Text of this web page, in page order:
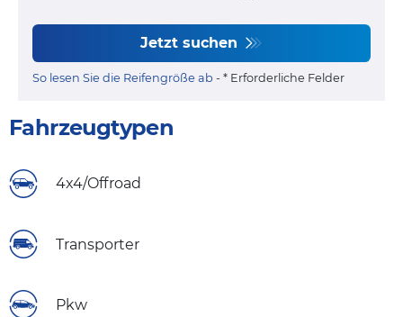
Jetzt suchen
So lesen Sie die Reifengröße ab - * Erforderliche Felder
Fahrzeugtypen
4x4/Offroad
Transporter
Pkw